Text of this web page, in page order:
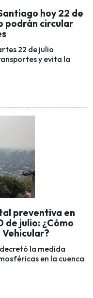
hoy 22 de
podrán circular
22 de julio
y evita la
preventiva en
de julio: ¿Cómo
la medida
en la cuenca